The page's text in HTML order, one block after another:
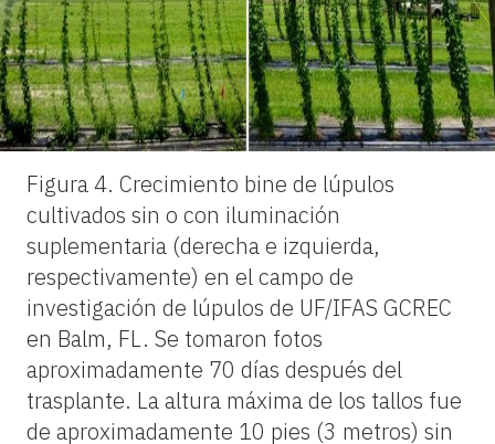
Figura 4. Crecimiento bine de lúpulos
cultivados sin o con iluminación
suplementaria (derecha e izquierda,
respectivamente) en el campo de
investigación de lúpulos de UF/IFAS GCREC
en Balm, FL. Se tomaron fotos
aproximadamente 70 días después del
trasplante. La altura máxima de los tallos fue
de aproximadamente 10 pies (3 metros) sin